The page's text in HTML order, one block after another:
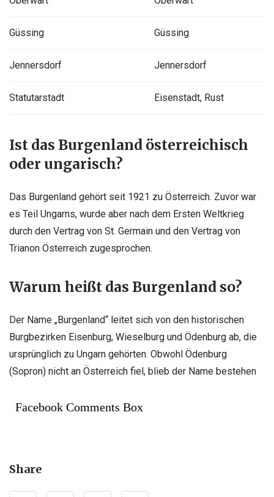
Güssing Güssing
Jennersdorf Jennersdorf
Statutarstadt Eisenstadt, Rust
Ist das Burgenland österreichisch
oder ungarisch?
Das Burgenland gehört seit 1921 zu Österreich. Zuvor war
es Teil Ungarns, wurde aber nach dem Ersten Weltkrieg
durch den Vertrag von St. Germain und den Vertrag von
Trianon Österreich zugesprochen.
Warum heißt das Burgenland so?
Der Name „Burgenland“ leitet sich von den historischen
Burgbezirken Eisenburg, Wieselburg und Ödenburg ab, die
ursprünglich zu Ungarn gehörten. Obwohl Ödenburg
(Sopron) nicht an Österreich fiel, blieb der Name bestehen
Facebook Comments Box
Share